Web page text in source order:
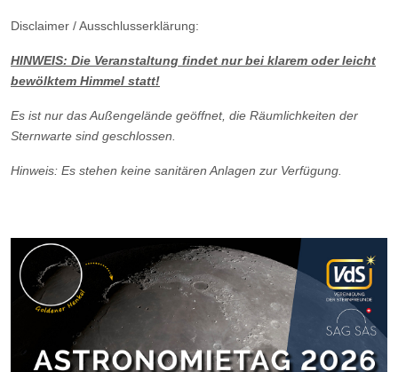
Disclaimer / Ausschlusserklärung:
HINWEIS: Die Veranstaltung findet nur bei klarem oder leicht
bewölktem Himmel statt!
Es ist nur das Außengelände geöffnet, die Räumlichkeiten der
Sternwarte sind geschlossen.
Hinweis: Es stehen keine sanitären Anlagen zur Verfügung.